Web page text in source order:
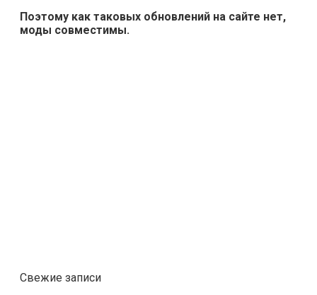
Поэтому как таковых обновлений на сайте нет,
моды совместимы.
Свежие записи